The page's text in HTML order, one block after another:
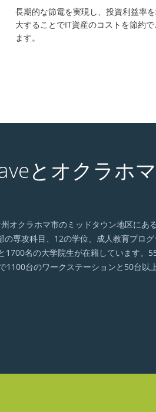
長期的な節電を実現し、投資利益率
大することでIT資産のコストを節約で
ます。
とオクラホ
オクラホマ市のミッドタウン地区にあ
専攻科目、12の学位、成人教育プログ
1700名の大学院生が在籍しています。
台のワークステーションと50台以